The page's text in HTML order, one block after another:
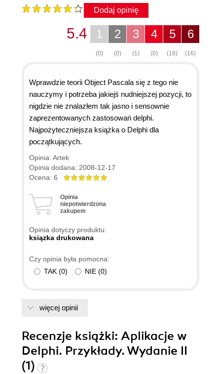
Dodaj opinię
6
(16)
5
(18)
4
(0)
3
(1)
2
(0)
1
(0)
5.4
Wprawdzie teorii Object Pascala się z tego nie
nauczymy i potrzeba jakiejś nudniejszej pozycji, to
nigdzie nie znalazłem tak jasno i sensownie
zaprezentowanych zastosowań delphi.
Najpożyteczniejsza książka o Delphi dla
początkujących.
Opinia: Artek
Opinia dodana: 2008-12-17
Ocena: 6
Opinia
niepotwierdzona
zakupem
Opinia dotyczy produktu:
ksiązka drukowana
Czy opinia była pomocna:
TAK (0) NIE (0)
więcej opinii
Recenzje książki: Aplikacje w
Delphi. Przykłady. Wydanie II
(1)